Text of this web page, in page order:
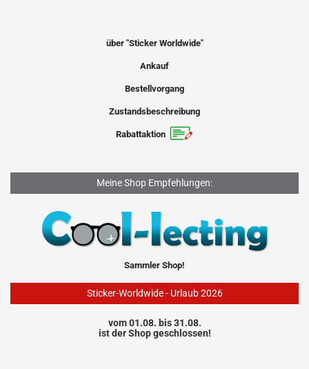
über "Sticker Worldwide"
Ankauf
Bestellvorgang
Zustandsbeschreibung
Rabattaktion
Meine Shop Empfehlungen:
Sammler Shop!
Sticker-Worldwide - Urlaub 2026
vom 01.08. bis 31.08.
ist der Shop geschlossen!